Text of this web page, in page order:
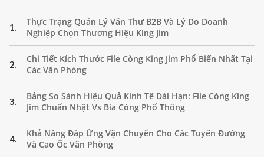
1.
Thực Trạng Quản Lý Văn Thư B2B Và Lý Do Doanh
Nghiệp Chọn Thương Hiệu King Jim
2.
Chi Tiết Kích Thước File Còng King Jim Phổ Biến Nhất Tại
Các Văn Phòng
3.
Bảng So Sánh Hiệu Quả Kinh Tế Dài Hạn: File Còng King
Jim Chuẩn Nhật Vs Bìa Còng Phổ Thông
4.
Khả Năng Đáp Ứng Vận Chuyển Cho Các Tuyến Đường
Và Cao Ốc Văn Phòng